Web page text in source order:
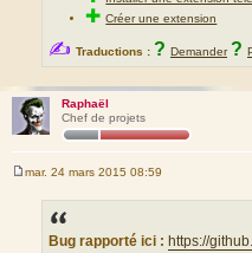
✚Créer une extension
✍ Traductions : ? Demander ?
Raphaël
Chef de projets
mar. 24 mars 2015 08:59
Bug rapporté ici : https://